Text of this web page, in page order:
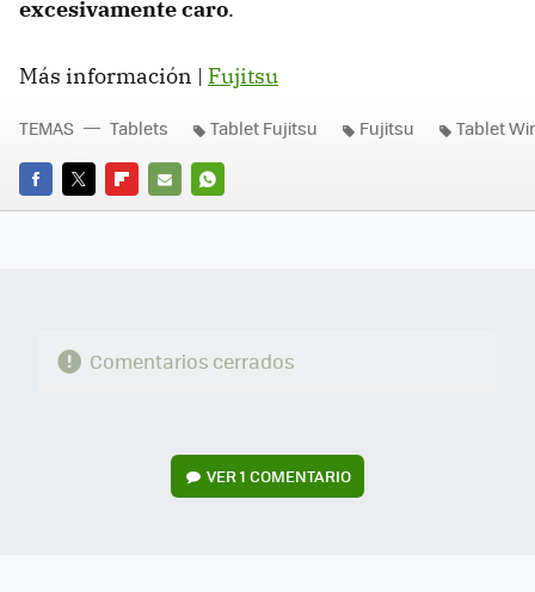
excesivamente caro.
Más información | Fujitsu
FACEBOOK
TWITTERFLIPBOARD
E-
WHATSAPP
TEMAS Tablets Tablet Fujitsu Fujitsu Tablet
Comentarios cerrados
VER1 COMENTARIO